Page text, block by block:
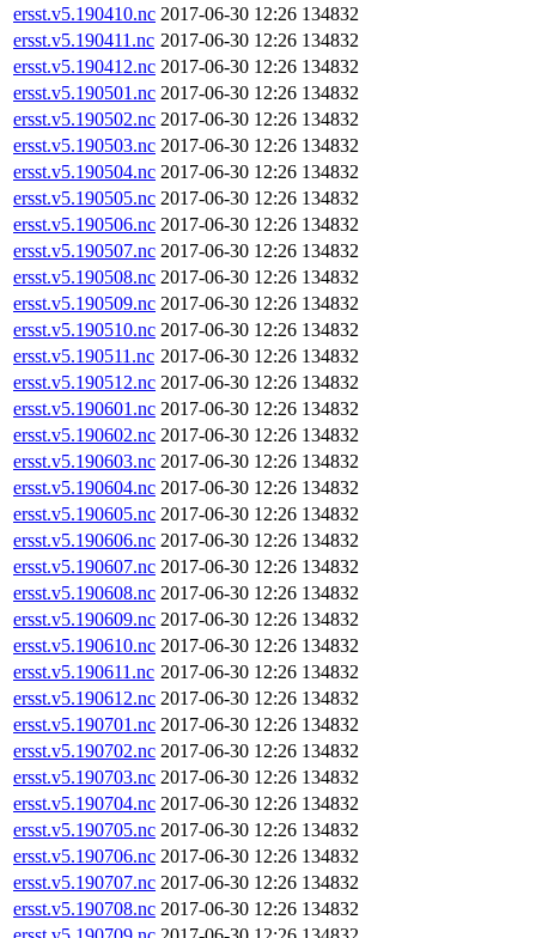
ersst.v5.190410.nc 2017-06-30 12:26 134832
ersst.v5.190411.nc 2017-06-30 12:26 134832
ersst.v5.190412.nc 2017-06-30 12:26 134832
ersst.v5.190501.nc 2017-06-30 12:26 134832
ersst.v5.190502.nc 2017-06-30 12:26 134832
ersst.v5.190503.nc 2017-06-30 12:26 134832
ersst.v5.190504.nc 2017-06-30 12:26 134832
ersst.v5.190505.nc 2017-06-30 12:26 134832
ersst.v5.190506.nc 2017-06-30 12:26 134832
ersst.v5.190507.nc 2017-06-30 12:26 134832
ersst.v5.190508.nc 2017-06-30 12:26 134832
ersst.v5.190509.nc 2017-06-30 12:26 134832
ersst.v5.190510.nc 2017-06-30 12:26 134832
ersst.v5.190511.nc 2017-06-30 12:26 134832
ersst.v5.190512.nc 2017-06-30 12:26 134832
ersst.v5.190601.nc 2017-06-30 12:26 134832
ersst.v5.190602.nc 2017-06-30 12:26 134832
ersst.v5.190603.nc 2017-06-30 12:26 134832
ersst.v5.190604.nc 2017-06-30 12:26 134832
ersst.v5.190605.nc 2017-06-30 12:26 134832
ersst.v5.190606.nc 2017-06-30 12:26 134832
ersst.v5.190607.nc 2017-06-30 12:26 134832
ersst.v5.190608.nc 2017-06-30 12:26 134832
ersst.v5.190609.nc 2017-06-30 12:26 134832
ersst.v5.190610.nc 2017-06-30 12:26 134832
ersst.v5.190611.nc 2017-06-30 12:26 134832
ersst.v5.190612.nc 2017-06-30 12:26 134832
ersst.v5.190701.nc 2017-06-30 12:26 134832
ersst.v5.190702.nc 2017-06-30 12:26 134832
ersst.v5.190703.nc 2017-06-30 12:26 134832
ersst.v5.190704.nc 2017-06-30 12:26 134832
ersst.v5.190705.nc 2017-06-30 12:26 134832
ersst.v5.190706.nc 2017-06-30 12:26 134832
ersst.v5.190707.nc 2017-06-30 12:26 134832
ersst.v5.190708.nc 2017-06-30 12:26 134832